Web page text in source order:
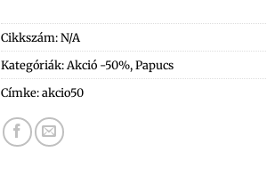
Cikkszám:N/A
Kategóriák: Akció -50%,Papucs
Címke:akcio50